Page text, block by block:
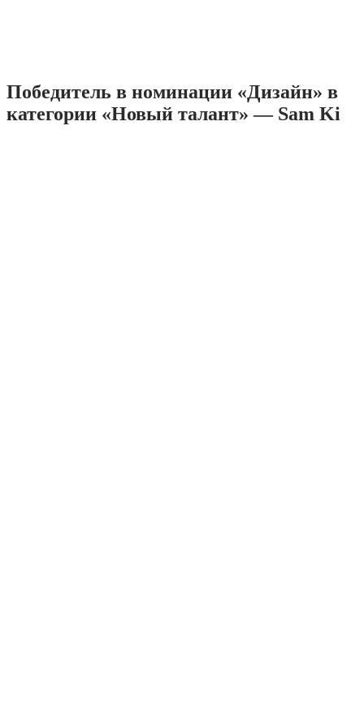
Победитель в номинации «Дизайн» в
категории «Новый талант» — Sam Ki